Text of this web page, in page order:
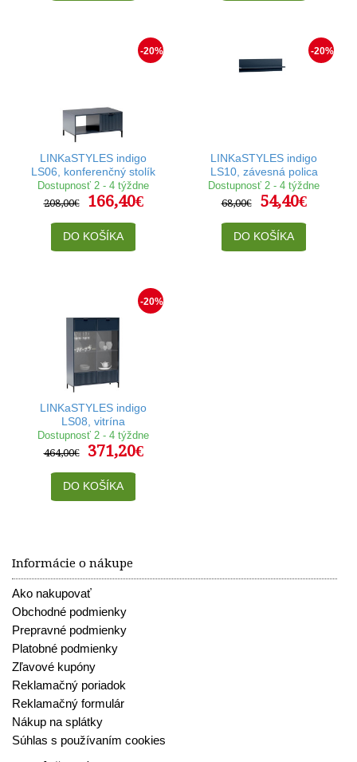
-20%
LINKaSTYLES indigo
LS06, konferenčný stolík
Dostupnosť 2 - 4 týždne
208,00€
166,40€
DO KOŠÍKA
-20%
LINKaSTYLES indigo
LS10, závesná polica
Dostupnosť 2 - 4 týždne
68,00€
54,40€
DO KOŠÍKA
-20%
LINKaSTYLES indigo
LS08, vitrína
Dostupnosť 2 - 4 týždne
464,00€
371,20€
DO KOŠÍKA
Informácie o nákupe
Ako nakupovať
Obchodné podmienky
Prepravné podmienky
Platobné podmienky
Zľavové kupóny
Reklamačný poriadok
Reklamačný formulár
Nákup na splátky
Súhlas s používaním cookies